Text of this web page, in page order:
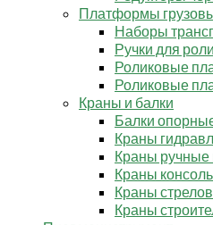
Платформы
Наборы
Ручки для
Роликовые
Роликовые
Краны и балки
Балки
Краны
Краны ручные
Краны
Краны
Краны